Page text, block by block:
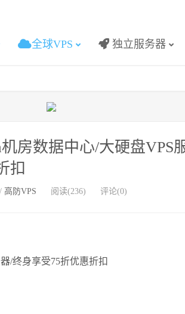
全球VPS 独立服务器
房数据中心/大硬盘VPS
扣
/ 高防VPS 阅读(236) 评论(0)